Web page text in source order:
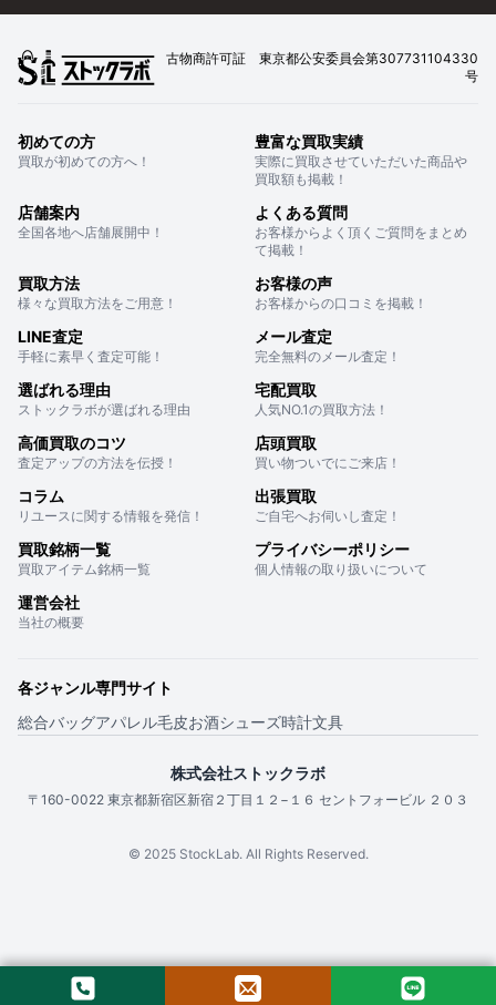
古物商許可証 東京都公安委員会第307731104330
号
初めての方
買取が初めての方へ！
豊富な買取実績
実際に買取させていただいた商品や
買取額も掲載！
店舗案内
全国各地へ店舗展開中！
よくある質問
お客様からよく頂くご質問をまとめ
て掲載！
買取方法
様々な買取方法をご用意！
お客様の声
お客様からの口コミを掲載！
LINE査定
手軽に素早く査定可能！
メール査定
完全無料のメール査定！
選ばれる理由
ストックラボが選ばれる理由
宅配買取
人気NO.1の買取方法！
高価買取のコツ
査定アップの方法を伝授！
店頭買取
買い物ついでにご来店！
コラム
リユースに関する情報を発信！
出張買取
ご自宅へお伺いし査定！
買取銘柄一覧
買取アイテム銘柄一覧
プライバシーポリシー
個人情報の取り扱いについて
運営会社
当社の概要
各ジャンル専門サイト
総合バッグアパレル毛皮お酒シューズ時計文具
株式会社ストックラボ
〒160-0022 東京都新宿区新宿２丁目１２−１６ セントフォービル ２０３
© 2025 StockLab. All Rights Reserved.